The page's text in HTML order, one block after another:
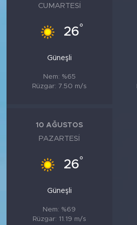
CUMARTESI
26°
Güneşli
Nem: %65
Rüzgar: 7.50 m/s
10 AĞUSTOS
PAZARTESI
26°
Güneşli
Nem: %69
Rüzgar: 11.19 m/s